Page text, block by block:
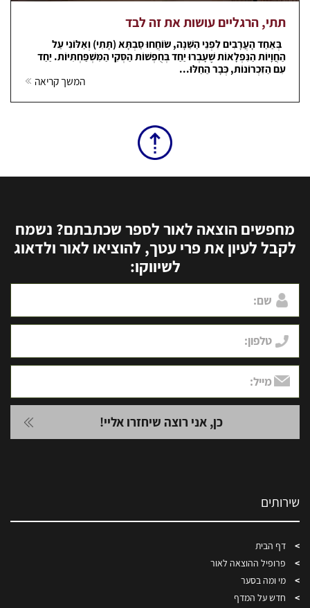
תתי, הרגליים עושות את זה לבד
בְּאַחַד הָעֲרָבִים לִפְנֵי הַשֵּׁנָה, שׂוֹחֲחוּ סַבְתָּא (תָּתִי) וְאַלּוֹנִי עַל
הַחֲוָיוֹת הַנִּפְלָאוֹת שֶׁעָבְרוּ יַחַד בְּחֻפְשׁוֹת הַסְּקִי הַמִּשְׁפַּחְתִּיּוֹת. יַחַד
עִם הַזִּכְרוֹנוֹת, כְּבָר הֵחֵלּוּ...
המשך קריאה
מחפשים הוצאה לאור לספר שכתבתם? נשמח
לקבל לעיון את פרי עטך, להוציאו לאור ולדאוג
לשיווקו:
שירותים
דף הבית
פרופיל ההוצאה לאור
מי ומה בסער
חדש על המדף